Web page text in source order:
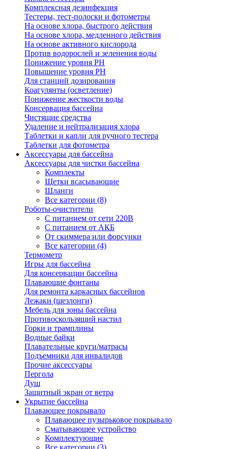
Комплексная дезинфекция
Тестеры, тест-полоски и фотометры
На основе хлора, быстрого действия
На основе хлора, медленного действия
На основе активного кислорода
Против водорослей и зеленения воды
Понижение уровня РН
Повышение уровня РН
Для станций дозирования
Коагулянты (осветление)
Понижение жесткости воды
Консервация бассейна
Чистящие средства
Удаление и нейтрализация хлора
Таблетки и капли для ручного тестера
Таблетки для фотометра
Аксессуары для бассейна
Аксессуары для чистки бассейна
Комплекты
Щетки всасывающие
Шланги
Все категории (8)
Роботы-очистители
С питанием от сети 220В
С питанием от АКБ
От скиммера или форсунки
Все категории (4)
Термометр
Игры для бассейна
Для консервации бассейна
Плавающие фонтаны
Для ремонта каркасных бассейнов
Лежаки (шезлонги)
Мебель для зоны бассейна
Противоскользящий настил
Горки и трамплины
Водные байки
Плавательные круги/матрасы
Подъемники для инвалидов
Прочие аксессуары
Пергола
Душ
Защитный экран от ветра
Укрытие бассейна
Плавающее покрывало
Плавающее пузырьковое покрывало
Сматывающее устройство
Комплектующие
Все категории (3)